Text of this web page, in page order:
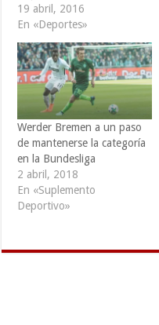
19 abril, 2016
En «Deportes»
Werder Bremen a un paso
de mantenerse la categoría
en la Bundesliga
2 abril, 2018
En «Suplemento
Deportivo»